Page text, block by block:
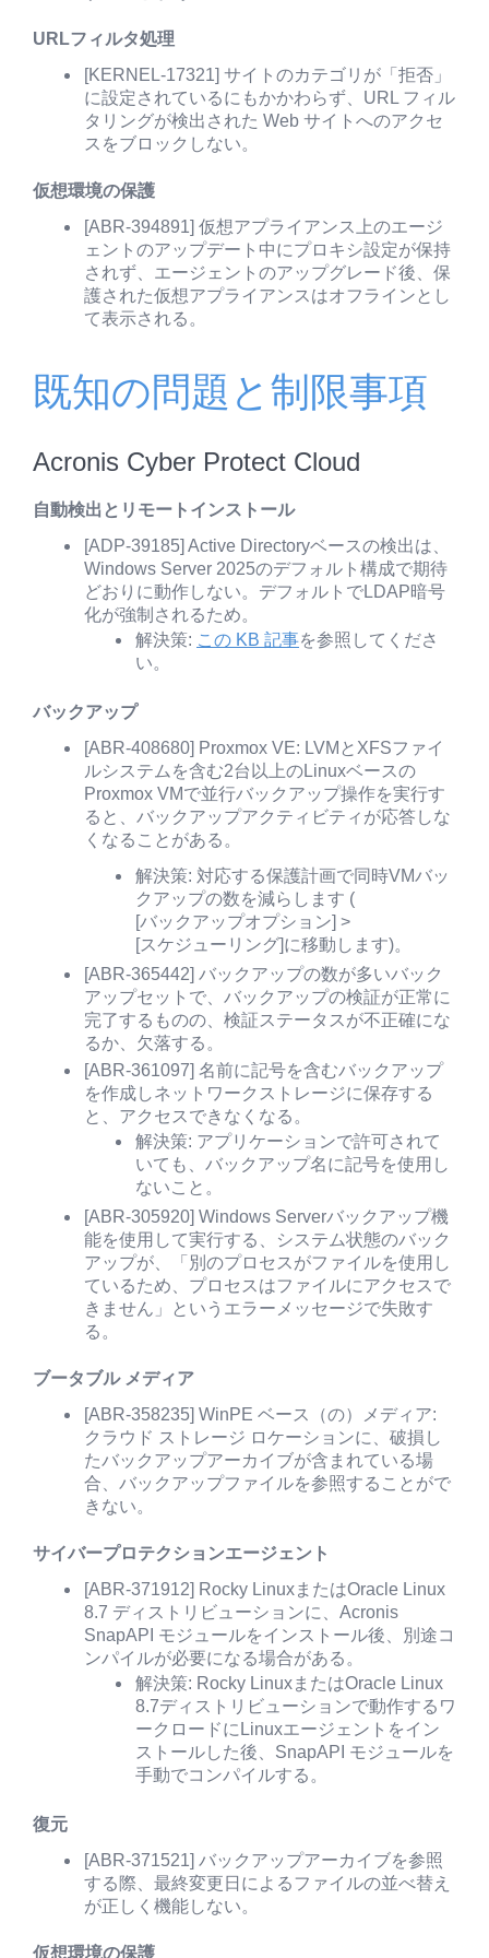
URLフィルタ処理
[KERNEL-17321] サイトのカテゴリが「拒否」
に設定されているにもかかわらず、URL フィル
タリングが検出された Web サイトへのアクセ
スをブロックしない。
仮想環境の保護
[ABR-394891] 仮想アプライアンス上のエージ
ェントのアップデート中にプロキシ設定が保持
されず、エージェントのアップグレード後、保
護された仮想アプライアンスはオフラインとし
て表示される。
既知の問題と制限事項
Acronis Cyber Protect Cloud
自動検出とリモートインストール
[ADP-39185] Active Directoryベースの検出は、
Windows Server 2025のデフォルト構成で期待
どおりに動作しない。デフォルトでLDAP暗号
化が強制されるため。
解決策: この KB 記事を参照してくださ
い。
バックアップ
[ABR-408680] Proxmox VE: LVMとXFSファイ
ルシステムを含む2台以上のLinuxベースの
Proxmox VMで並行バックアップ操作を実行す
ると、バックアップアクティビティが応答しな
くなることがある。
解決策: 対応する保護計画で同時VMバッ
クアップの数を減らします (
[バックアップオプション] >
[スケジューリング]に移動します)。
[ABR-365442] バックアップの数が多いバック
アップセットで、バックアップの検証が正常に
完了するものの、検証ステータスが不正確にな
るか、欠落する。
[ABR-361097] 名前に記号を含むバックアップ
を作成しネットワークストレージに保存する
と、アクセスできなくなる。
解決策: アプリケーションで許可されて
いても、バックアップ名に記号を使用し
ないこと。
[ABR-305920] Windows Serverバックアップ機
能を使用して実行する、システム状態のバック
アップが、「別のプロセスがファイルを使用し
ているため、プロセスはファイルにアクセスで
きません」というエラーメッセージで失敗す
る。
ブータブル メディア
[ABR-358235] WinPE ベース（の）メディア:
クラウド ストレージ ロケーションに、破損し
たバックアップアーカイブが含まれている場
合、バックアップファイルを参照することがで
きない。
サイバープロテクションエージェント
[ABR-371912] Rocky LinuxまたはOracle Linux
8.7 ディストリビューションに、Acronis
SnapAPI モジュールをインストール後、別途コ
ンパイルが必要になる場合がある。
解決策: Rocky LinuxまたはOracle Linux
8.7ディストリビューションで動作するワ
ークロードにLinuxエージェントをイン
ストールした後、SnapAPI モジュールを
手動でコンパイルする。
復元
[ABR-371521] バックアップアーカイブを参照
する際、最終変更日によるファイルの並べ替え
が正しく機能しない。
仮想環境の保護